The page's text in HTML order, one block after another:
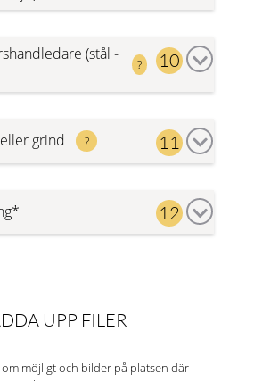
(stål -
? 10
grind ? 11
AV BURAR
12
EN1461 och
↗
UPP FILER
möjligt och bilder på platsen där